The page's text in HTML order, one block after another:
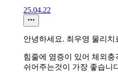
25.04.22
안녕하세요. 최우영 물리치
힘줄에 염증이 있어 체외
쉬어주는것이 가장 좋습니